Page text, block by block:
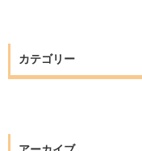
カテゴリー